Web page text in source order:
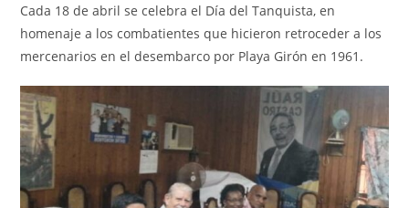
Cada 18 de abril se celebra el Día del Tanquista, en
homenaje a los combatientes que hicieron retroceder a los
mercenarios en el desembarco por Playa Girón en 1961.